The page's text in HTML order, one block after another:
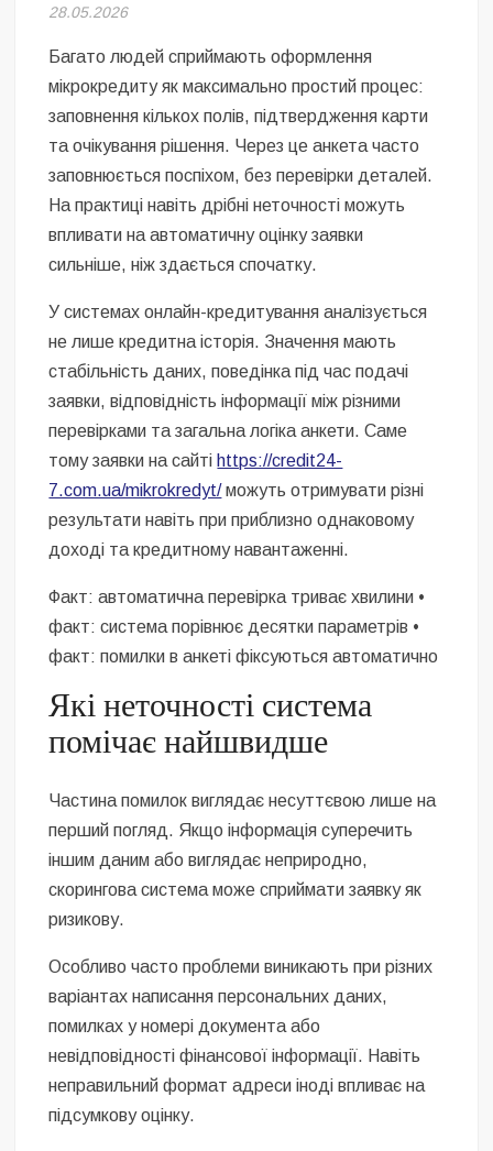
Безугла закликає валити Сирського
Світові бренди одягу та взуття: розвиток ринку та вплив на
сучасну моду
Командувач ВМС Неїжпапа закликав не дестабілізувати ситуацію
навколо керівництва армії
28.05.2026
Багато людей сприймають оформлення
мікрокредиту як максимально простий процес:
заповнення кількох полів, підтвердження карти
та очікування рішення. Через це анкета часто
заповнюється поспіхом, без перевірки деталей.
На практиці навіть дрібні неточності можуть
впливати на автоматичну оцінку заявки
сильніше, ніж здається спочатку.
У системах онлайн-кредитування аналізується
не лише кредитна історія. Значення мають
стабільність даних, поведінка під час подачі
заявки, відповідність інформації між різними
перевірками та загальна логіка анкети. Саме
тому заявки на сайті https://credit24-
7.com.ua/mikrokredyt/можуть отримувати різні
результати навіть при приблизно однаковому
доході та кредитному навантаженні.
Факт: автоматична перевірка триває хвилини •
факт: система порівнює десятки параметрів •
факт: помилки в анкеті фіксуються автоматично
Які неточності система
помічає найшвидше
Частина помилок виглядає несуттєвою лише на
перший погляд. Якщо інформація суперечить
іншим даним або виглядає неприродно,
скорингова система може сприймати заявку як
ризикову.
Особливо часто проблеми виникають при різних
варіантах написання персональних даних,
помилках у номері документа або
невідповідності фінансової інформації. Навіть
неправильний формат адреси іноді впливає на
підсумкову оцінку.